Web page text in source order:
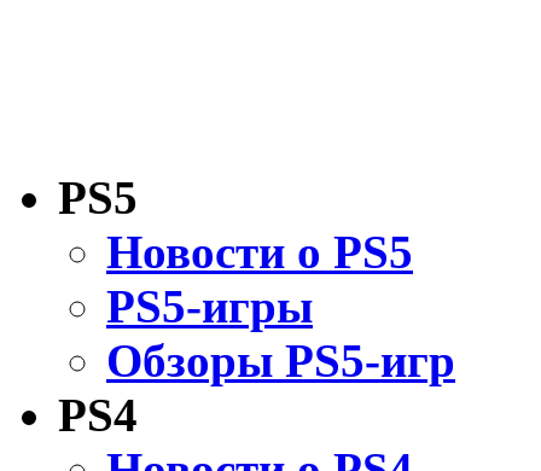
PS5
Новости о PS5
PS5-игры
Обзоры PS5-игр
PS4